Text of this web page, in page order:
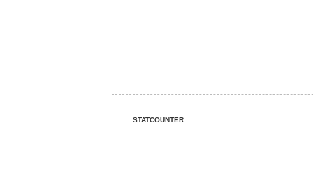
STATCOUNTER